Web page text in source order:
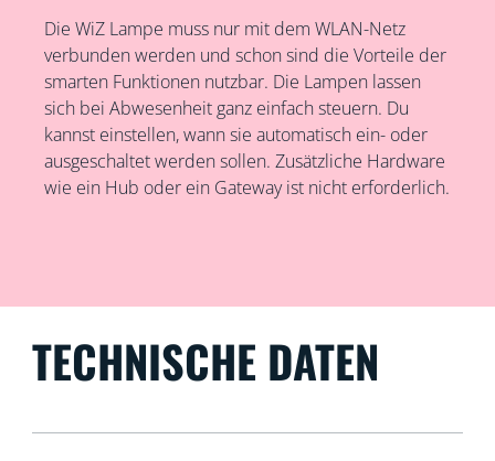
Die WiZ Lampe muss nur mit dem WLAN-Netz
verbunden werden und schon sind die Vorteile der
smarten Funktionen nutzbar. Die Lampen lassen
sich bei Abwesenheit ganz einfach steuern. Du
kannst einstellen, wann sie automatisch ein- oder
ausgeschaltet werden sollen. Zusätzliche Hardware
wie ein Hub oder ein Gateway ist nicht erforderlich.
TECHNISCHE DATEN